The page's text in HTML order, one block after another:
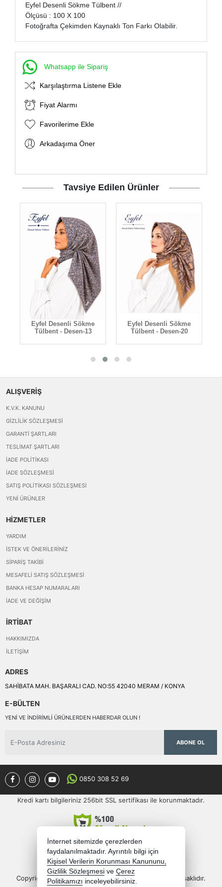
Eyfel Desenli Sökme Tülbent //
Ölçüsü : 100 X 100
Fotoğrafta Çekimden Kaynaklı Ton Farkı Olabilir.
Whatsapp ile Sipariş
Karşılaştırma Listene Ekle
Fiyat Alarmı
Favorilerime Ekle
Arkadaşıma Öner
Tavsiye Edilen Ürünler
Eyfel Desenli Sökme
Tülbent - Desen-13
Eyfel Desenli Sökme
Tülbent - Desen-20
ALIŞVERİŞ
K.V.K. KANUNU
GIZLILIK SÖZLEŞMESI
GARANTI ŞARTLARI
TESLIMAT ŞARTLARI
İADE POLITIKASI
İADE SÖZLEŞMESI
SATIŞ POLITIKASI SÖZLEŞMESI
YENI ÜRÜNLER
HİZMETLER
YARDIM
İSTEK VE ÖNERILERINIZ
SIPARIŞ TAKIBI
MESAFELI SATIŞ SÖZLEŞMESI
BANKA HESAP NUMARALARI
İADE VE DEĞIŞIM
İRTİBAT
HAKKIMIZDA
İLETIŞIM
ADRES
SAHİBATA MAH. BAŞARALI CAD. NO:55 42040 MERAM / KONYA
E-BÜLTEN
YENI VE INDIRIMLI ÜRÜNLERDEN HABERDAR OLUN !
ABONE OL
0850 308 52 69
Kredi kartı bilgileriniz 256bit SSL sertifikası ile korunmaktadır.
Copyright 2026 semercioglutoptan.com - Tüm hakları saklıdır.
İnternet sitemizde çerezlerden
faydalanılmaktadır. Ayrıntılı bilgi için
Kişisel Verilerin Korunması Kanununu,
Gizlilik Sözleşmesi ve Çerez
Politikamızı inceleyebilirsiniz.